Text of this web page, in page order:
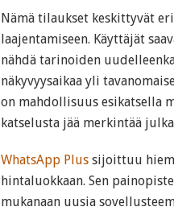
Nämä tilaukset keskittyvät
laajentamiseen. Käyttäjät
nähdä tarinoiden
näkyvyysaikaa yli
on mahdollisuus esikatsella
katselusta jää merkintää
WhatsApp Plus sijoittuu
hintaluokkaan. Sen
mukanaan uusia